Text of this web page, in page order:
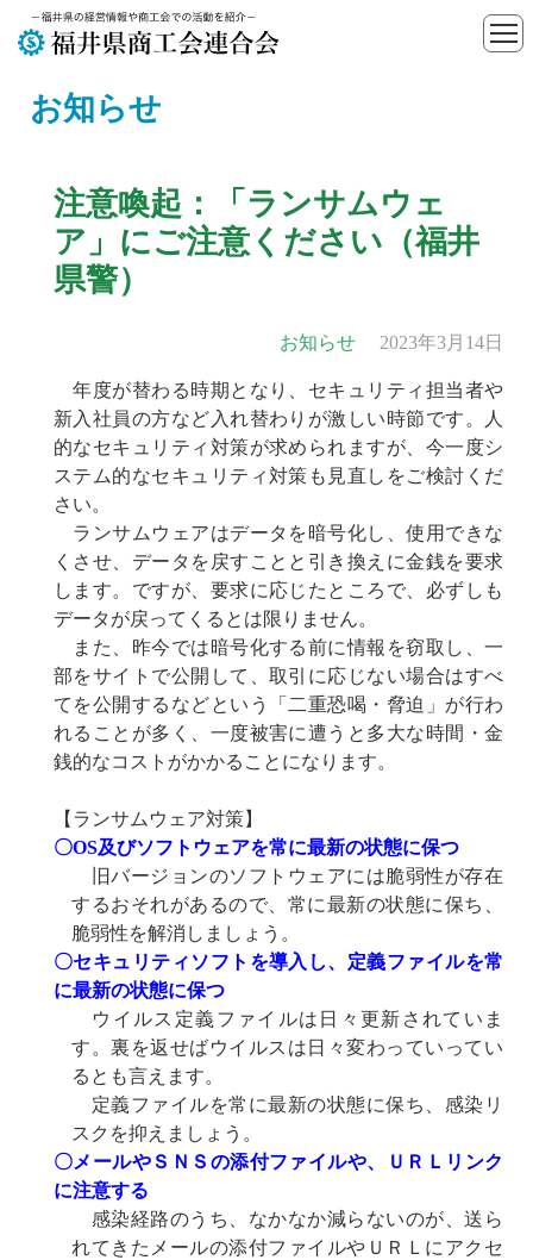
お知らせ
注意喚起：「ランサムウェ
ア」にご注意ください（福井
県警）
お知らせ 2023年3月14日
年度が替わる時期となり、セキュリティ担当者や
新入社員の方など入れ替わりが激しい時節です。人
的なセキュリティ対策が求められますが、今一度シ
ステム的なセキュリティ対策も見直しをご検討くだ
さい。
ランサムウェアはデータを暗号化し、使用できな
くさせ、データを戻すことと引き換えに金銭を要求
します。ですが、要求に応じたところで、必ずしも
データが戻ってくるとは限りません。
また、昨今では暗号化する前に情報を窃取し、一
部をサイトで公開して、取引に応じない場合はすべ
てを公開するなどという「二重恐喝・脅迫」が行わ
れることが多く、一度被害に遭うと多大な時間・金
銭的なコストがかかることになります。
【ランサムウェア対策】
〇OS及びソフトウェアを常に最新の状態に保つ
旧バージョンのソフトウェアには脆弱性が存在
するおそれがあるので、常に最新の状態に保ち、
脆弱性を解消しましょう。
〇セキュリティソフトを導入し、定義ファイルを常
に最新の状態に保つ
ウイルス定義ファイルは日々更新されていま
す。裏を返せばウイルスは日々変わっていってい
るとも言えます。
定義ファイルを常に最新の状態に保ち、感染リ
スクを抑えましょう。
〇メールやＳＮＳの添付ファイルや、ＵＲＬリンク
に注意する
感染経路のうち、なかなか減らないのが、送ら
れてきたメールの添付ファイルやＵＲＬにアクセ